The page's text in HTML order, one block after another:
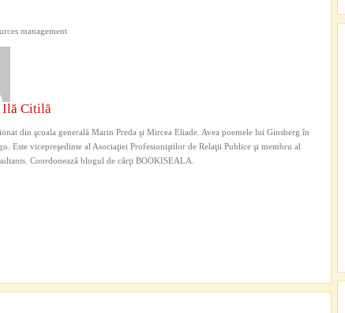
management
Ilă Citilă
din şcoala generală Marin Preda şi Mircea Eliade. Avea poemele lui Ginsberg în
Este vicepreşedinte al Asociaţiei Profesioniştilor de Relaţii Publice şi membru al
Coordonează blogul de cărţi BOOKISEALA.